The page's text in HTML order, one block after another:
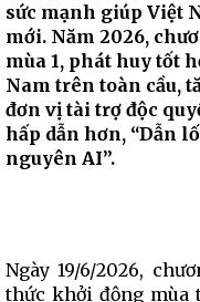
sức mạnh giúp Việt
mới. Năm 2026,
mùa 1, phát huy tốt
Nam trên toàn cầu,
đơn vị tài trợ độc
hấp dẫn hơn, “Dẫn
nguyên AI”.
Ngày 19/6/2026,
thức khởi động mùa